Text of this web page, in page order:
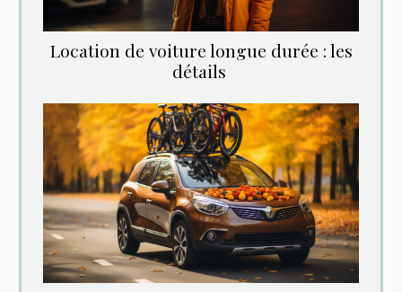
Location‌ ‌de‌ ‌voiture‌ ‌longue‌ ‌durée‌ ‌:‌ ‌les‌
‌détails‌ ‌